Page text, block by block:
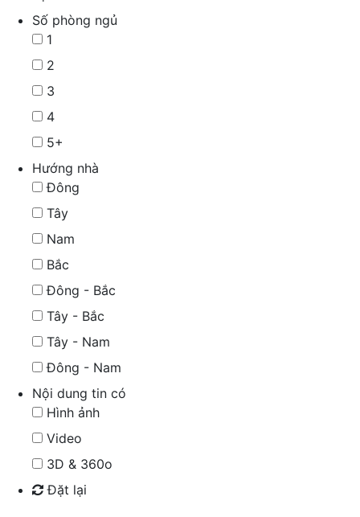
Số phòng ngủ
1
2
3
4
5+
Hướng nhà
Đông
Tây
Nam
Bắc
Đông - Bắc
Tây - Bắc
Tây - Nam
Đông - Nam
Nội dung tin có
Hình ảnh
Video
3D & 360o
Đặt lại